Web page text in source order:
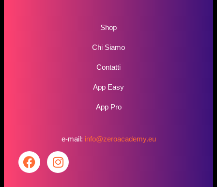
Shop
Chi Siamo
Contatti
App Easy
App Pro
e-mail: info@zeroacademy.eu